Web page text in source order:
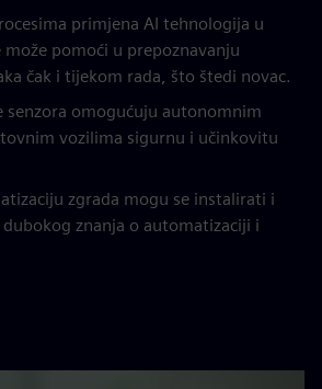
primjena AI tehnologija u
pomoći u prepoznavanju
čak i tijekom rada, što štedi novac.
senzora omogućuju autonomnim
vozilima sigurnu i učinkovitu
zgrada mogu se instalirati i
znanja o automatizaciji i